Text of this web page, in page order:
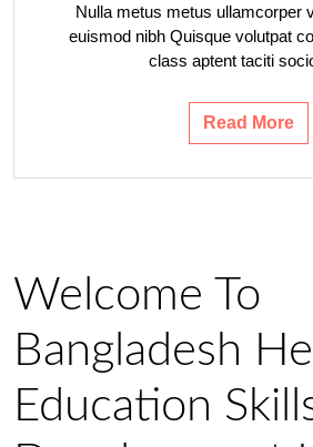
Nulla metus metus ullamcorper
euismod nibh Quisque volutpat
class aptent taciti
Read More
Welcome To
Bangladesh
Education